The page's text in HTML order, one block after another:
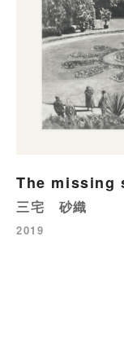
The missing
三宅 砂織
2019